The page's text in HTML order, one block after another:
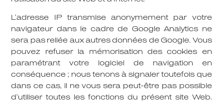
L’adresse IP transmise anonymement par votre
navigateur dans le cadre de Google Analytics ne
sera pas reliée aux autres données de Google. Vous
pouvez refuser la mémorisation des cookies en
paramétrant votre logiciel de navigation en
conséquence ; nous tenons à signaler toutefois que
dans ce cas, il ne vous sera peut-être pas possible
d’utiliser toutes les fonctions du présent site Web.